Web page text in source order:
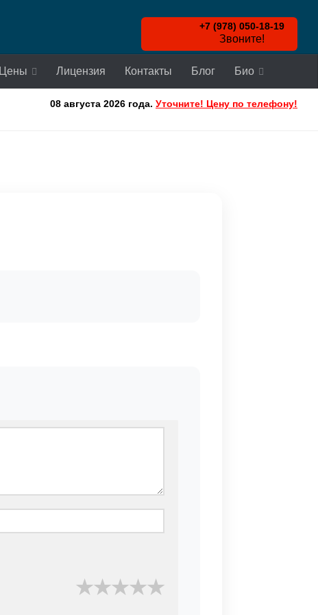
+7 (978) 050-18-19
Звоните!
Цены Лицензия Контакты Блог Био
08 августа 2026 года. Уточните! Цену по телефону!
★
★
★
★
★